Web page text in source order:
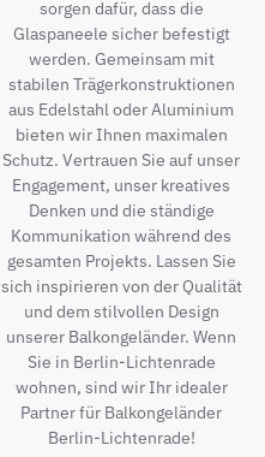
sorgen dafür, dass die
Glaspaneele sicher befestigt
werden. Gemeinsam mit
stabilen Trägerkonstruktionen
aus Edelstahl oder Aluminium
bieten wir Ihnen maximalen
Schutz. Vertrauen Sie auf unser
Engagement, unser kreatives
Denken und die ständige
Kommunikation während des
gesamten Projekts. Lassen Sie
sich inspirieren von der Qualität
und dem stilvollen Design
unserer Balkongeländer. Wenn
Sie in Berlin-Lichtenrade
wohnen, sind wir Ihr idealer
Partner für Balkongeländer
Berlin-Lichtenrade!